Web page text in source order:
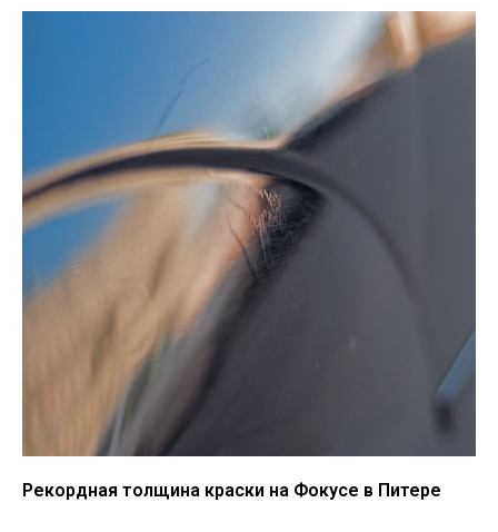
Рекордная толщина краски на Фокусе в Питере